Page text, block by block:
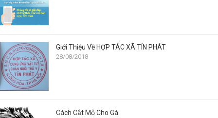
Giới Thiệu Về HỢP TÁC XÃ TÍN PHÁT
28/08/2018
Cách Cắt Mỏ Cho Gà